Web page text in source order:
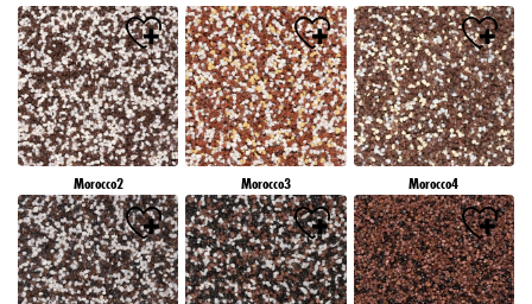
Morocco2 Morocco3 Morocco4